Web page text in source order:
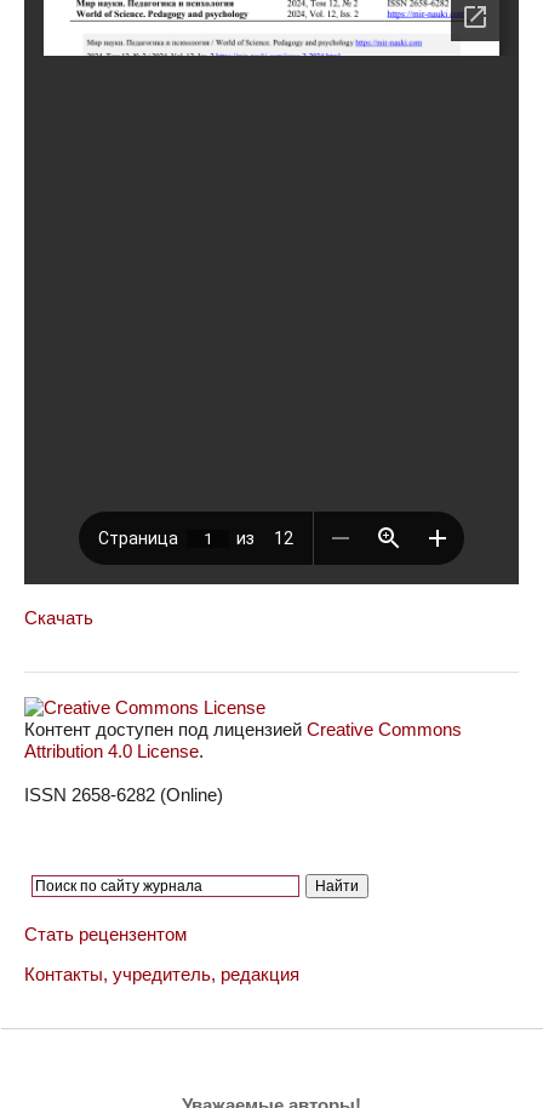
Скачать
Контент доступен под лицензией Creative Commons
Attribution 4.0 License.
ISSN 2658-6282 (Online)
Стать рецензентом
Контакты, учредитель, редакция